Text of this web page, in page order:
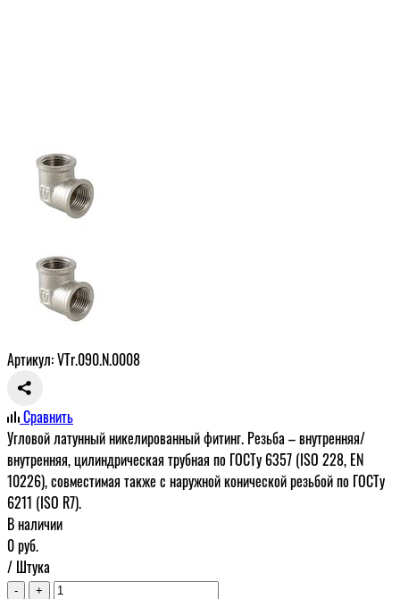
Артикул: VTr.090.N.0008
Сравнить
Угловой латунный никелированный фитинг. Резьба – внутренняя/
внутренняя, цилиндрическая трубная по ГОСТу 6357 (ISO 228, EN
10226), совместимая также с наружной конической резьбой по ГОСТу
6211 (ISO R7).
В наличии
0руб.
/ Штука
- +